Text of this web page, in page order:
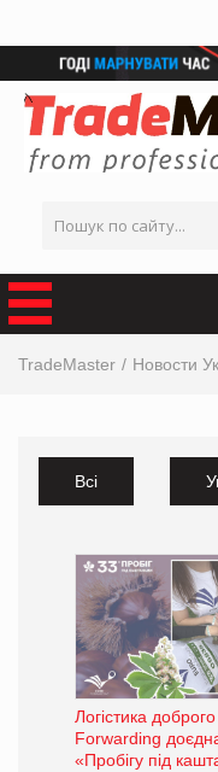
TradeMaster Новости
Всі
Логістика
Forwarding
«Пробігу під